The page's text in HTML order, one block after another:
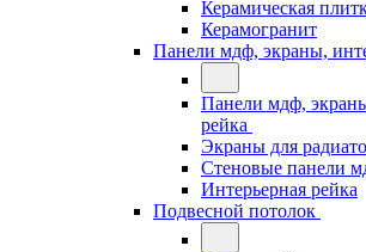
Керамическая
Керамогранит
Панели мдф, экраны,
Панели мдф,
рейка
Экраны для
Стеновые панели
Интерьерная рейка
Подвесной потолок